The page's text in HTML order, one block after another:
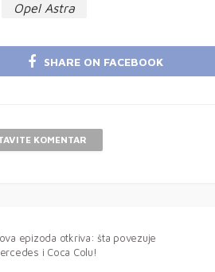
Opel Astra
SHARE ON FACEBOOK
KOMENTAR
epizoda otkriva: šta povezuje
i Coca Colu!